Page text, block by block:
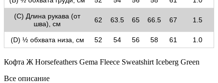
(C) Длина рукава (от
шва), см
62 63.5 65 66.5 67 1.5
(D) ½ обхвата низа, см 52 54 56 58 61 1.0
Кофта Ж Horsefeathers Gema Fleece Sweatshirt Iceberg Green
Все описание